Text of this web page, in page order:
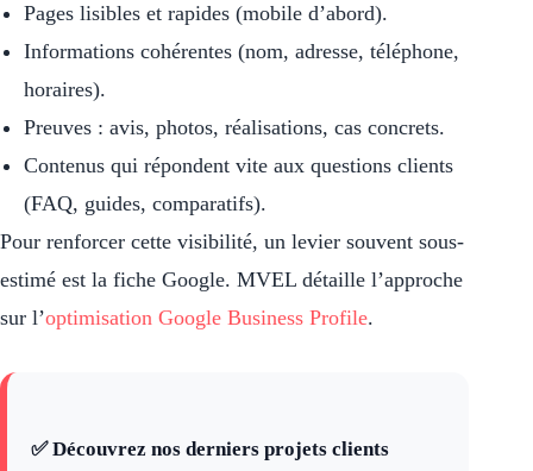
Pages lisibles et rapides (mobile d’abord).
Informations cohérentes (nom, adresse, téléphone,
horaires).
Preuves : avis, photos, réalisations, cas concrets.
Contenus qui répondent vite aux questions clients
(FAQ, guides, comparatifs).
Pour renforcer cette visibilité, un levier souvent sous-
estimé est la fiche Google. MVEL détaille l’approche
sur l’optimisation Google Business Profile.
✅ Découvrez nos derniers projets clients